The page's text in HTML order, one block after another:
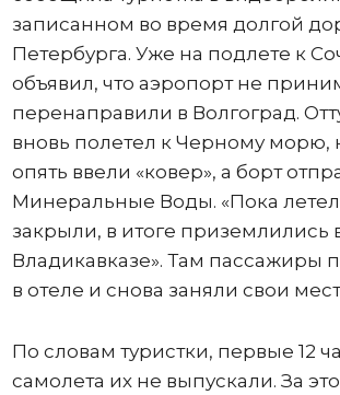
записанном во время долгой
Петербурга. Уже на подлете к
объявил, что аэропорт не
перенаправили в Волгоград.
вновь полетел к Черному морю,
опять ввели «ковер», а борт
Минеральные Воды. «Пока
закрыли, в итоге приземлились
Владикавказе». Там пассажиры
в отеле и снова заняли свои
По словам туристки, первые 12
самолета их не выпускали. За